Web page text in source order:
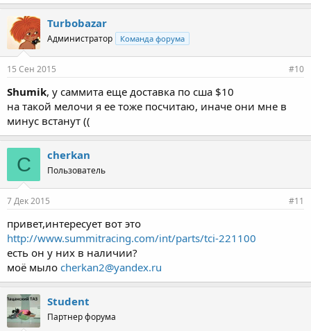
Turbobazar
Администратор Команда форума
15 Сен 2015 #10
Shumik, у саммита еще доставка по сша $10
на такой мелочи я ее тоже посчитаю, иначе они мне в
минус встанут ((
C cherkan
Пользователь
7 Дек 2015 #11
привет,интересует вот это
http://www.summitracing.com/int/parts/tci-221100
есть он у них в наличии?
моё мыло cherkan2@yandex.ru
Student
Партнер форума